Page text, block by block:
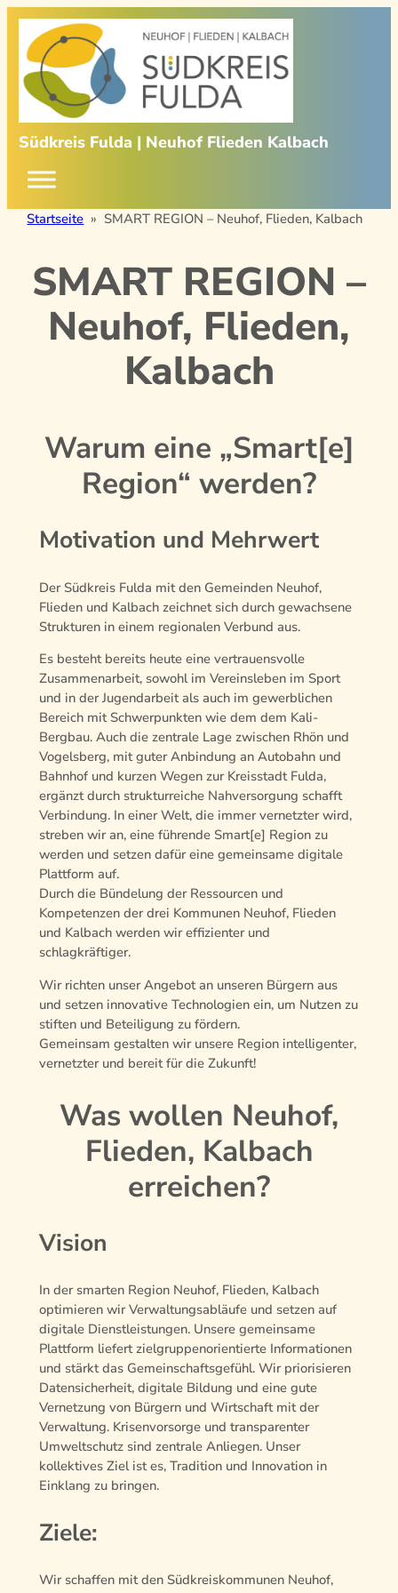
Zum
Inhalt
springen
Südkreis Fulda | Neuhof Flieden Kalbach
Startseite » SMART REGION – Neuhof, Flieden, Kalbach
SMART REGION –
Neuhof, Flieden,
Kalbach
Warum eine „Smart[e]
Region“ werden?
Motivation und Mehrwert
Der Südkreis Fulda mit den Gemeinden Neuhof,
Flieden und Kalbach zeichnet sich durch gewachsene
Strukturen in einem regionalen Verbund aus.
Es besteht bereits heute eine vertrauensvolle
Zusammenarbeit, sowohl im Vereinsleben im Sport
und in der Jugendarbeit als auch im gewerblichen
Bereich mit Schwerpunkten wie dem dem Kali-
Bergbau. Auch die zentrale Lage zwischen Rhön und
Vogelsberg, mit guter Anbindung an Autobahn und
Bahnhof und kurzen Wegen zur Kreisstadt Fulda,
ergänzt durch strukturreiche Nahversorgung schafft
Verbindung. In einer Welt, die immer vernetzter wird,
streben wir an, eine führende Smart[e] Region zu
werden und setzen dafür eine gemeinsame digitale
Plattform auf.
Durch die Bündelung der Ressourcen und
Kompetenzen der drei Kommunen Neuhof, Flieden
und Kalbach werden wir effizienter und
schlagkräftiger.
Wir richten unser Angebot an unseren Bürgern aus
und setzen innovative Technologien ein, um Nutzen zu
stiften und Beteiligung zu fördern.
Gemeinsam gestalten wir unsere Region intelligenter,
vernetzter und bereit für die Zukunft!
Was wollen Neuhof,
Flieden, Kalbach
erreichen?
Vision
In der smarten Region Neuhof, Flieden, Kalbach
optimieren wir Verwaltungsabläufe und setzen auf
digitale Dienstleistungen. Unsere gemeinsame
Plattform liefert zielgruppenorientierte Informationen
und stärkt das Gemeinschaftsgefühl. Wir priorisieren
Datensicherheit, digitale Bildung und eine gute
Vernetzung von Bürgern und Wirtschaft mit der
Verwaltung. Krisenvorsorge und transparenter
Umweltschutz sind zentrale Anliegen. Unser
kollektives Ziel ist es, Tradition und Innovation in
Einklang zu bringen.
Ziele:
Wir schaffen mit den Südkreiskommunen Neuhof,